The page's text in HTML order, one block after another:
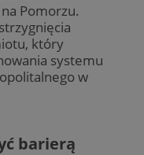
Pomorzu.
który
systemu
w
barierą